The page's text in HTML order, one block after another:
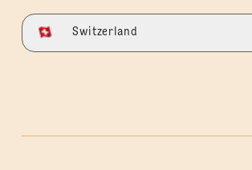
Switzerland